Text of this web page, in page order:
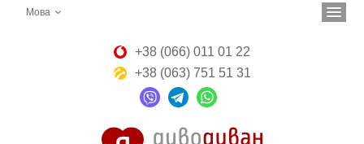
Мова
+38 (066) 011 01 22
+38 (063) 751 51 31